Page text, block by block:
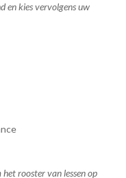
en kies vervolgens uw
rooster van lessen op